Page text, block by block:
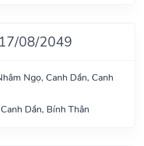
08/2049
Ngọ, Canh Dần, Canh
Dần, Bính Thân